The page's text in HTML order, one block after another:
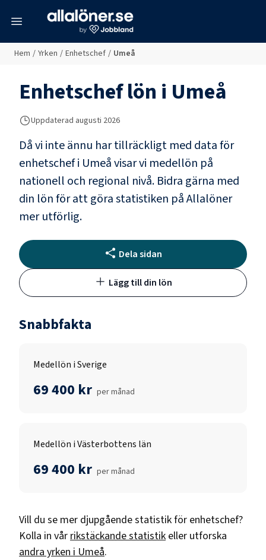
Hem / Yrken / Enhetschef / Umeå
Enhetscheflön i Umeå
Uppdaterad augusti 2026
Då vi inte ännu har tillräckligt med data för
enhetschefi Umeåvisar vi medellön på
nationell och regional nivå. Bidra gärna med
din lön för att göra statistiken på Allalöner
mer utförlig.
Dela sidan
Lägg till din lön
Snabbfakta
Medellön i Sverige
69 400 kr per månad
Medellön i Västerbottens län
69 400 kr per månad
Vill du se mer djupgående statistik för enhetschef?
Kolla in vår rikstäckande statistik eller utforska
andra yrken i Umeå.